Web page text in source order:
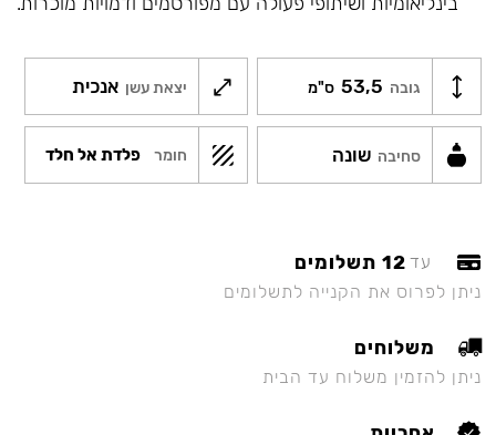
גובה 53,5 ס"מ יצאת עשן אנכית
סחיבה שונה חומר פלדת אל חלד
עד 12 תשלומים
ניתן לפרוס את הקנייה לתשלומים
משלוחים
ניתן להזמין משלוח עד הבית